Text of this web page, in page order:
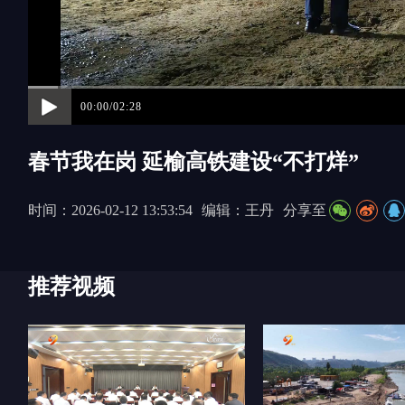
00:00/02:28
春节我在岗 延榆高铁建设“不打烊”
时间：2026-02-12 13:53:54 编辑：王丹 分享至
推荐视频